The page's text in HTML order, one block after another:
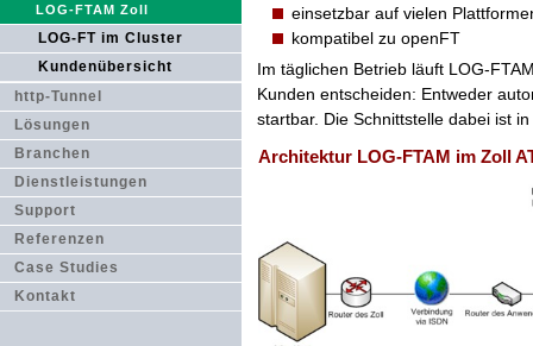
LOG-FTAM Zoll
LOG-FT im Cluster
Kundenübersicht
http-Tunnel
Lösungen
Branchen
Dienstleistungen
Support
Referenzen
Case Studies
Kontakt
einsetzbar auf vielen
kompatibel zu openFT
Im täglichen Betrieb läuft LOG-
Kunden entscheiden: Entweder
startbar. Die Schnittstelle dabei ist
Architektur LOG-FTAM im Zoll